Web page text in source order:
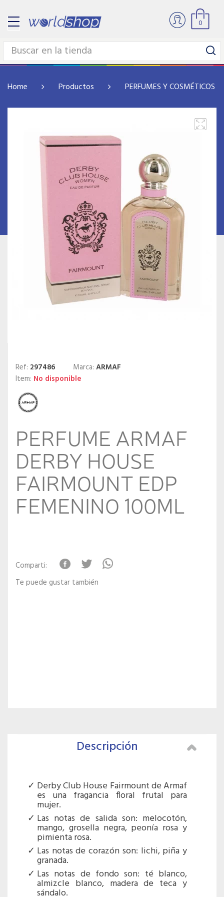
0
Home Productos PERFUMES Y COSMÉTICOS
Ref: 297486 Marca: ARMAF
Item: No disponible
PERFUME ARMAF
DERBY HOUSE
FAIRMOUNT EDP
FEMENINO 100ML
Comparti:
Te puede gustar también
Descripción
Derby Club House Fairmount de Armaf
es una fragancia floral frutal para
mujer.
Las notas de salida son: melocotón,
mango, grosella negra, peonía rosa y
pimienta rosa.
Las notas de corazón son: lichi, piña y
granada.
Las notas de fondo son: té blanco,
almizcle blanco, madera de teca y
sándalo.